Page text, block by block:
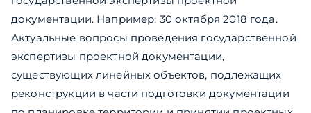
документации. Например: 30 октября 2018 года.
Актуальные вопросы проведения государственной
экспертизы проектной документации,
существующих линейных объектов, подлежащих
реконструкции в части подготовки документации